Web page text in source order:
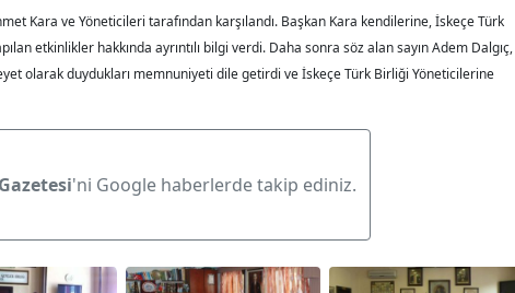
Kara ve Yöneticileri tarafından karşılandı. Başkan Kara kendilerine, İskeçe Türk
etkinlikler hakkında ayrıntılı bilgi verdi. Daha sonra söz alan sayın Adem Dalgıç,
olarak duydukları memnuniyeti dile getirdi ve İskeçe Türk Birliği Yöneticilerine
'ni Google haberlerde takip ediniz.